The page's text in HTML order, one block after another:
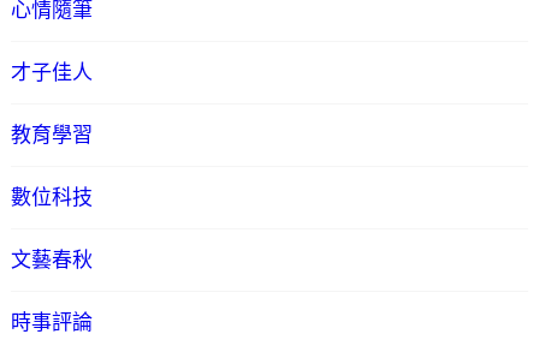
心情隨筆
才子佳人
教育學習
數位科技
文藝春秋
時事評論